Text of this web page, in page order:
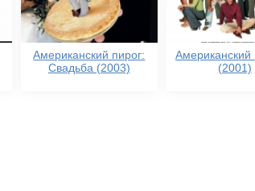
Американский пирог:
Свадьба (2003)
Американский
(2001)